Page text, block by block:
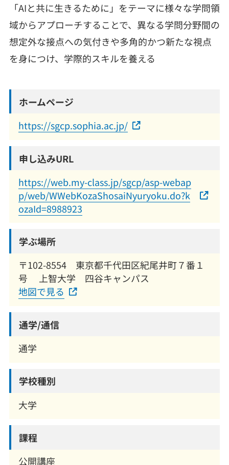
「AIと共に生きるために」をテーマに様々な学問領
域からアプローチすることで、異なる学問分野間の
想定外な接点への気付きや多角的かつ新たな視点
を身につけ、学際的スキルを養える
ホームページ
https://sgcp.sophia.ac.jp/
申し込みURL
https://web.my-class.jp/sgcp/asp-webap
p/web/WWebKozaShosaiNyuryoku.do?k
ozaId=8988923
学ぶ場所
〒102-8554 東京都千代田区紀尾井町７番１
号 上智大学 四谷キャンパス
地図で見る
通学/通信
通学
学校種別
大学
課程
公開講座